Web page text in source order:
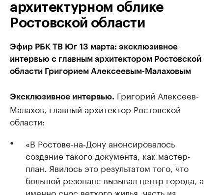
архитектурном облике
Ростовской области
Эфир РБК ТВ Юг 13 марта: эксклюзивное
интервью с главным архитектором Ростовской
области Григорием Алексеевым-Малаховым
Эксклюзивное интервью. Григорий Алексеев-
Малахов, главный архитектор Ростовской
области:
«В Ростове-на-Дону анонсировалось
создание такого документа, как мастер-
план. Явилось это результатом того, что
большой резонанс вызывал центр города, а
именно снос ветхого жилья, часть из